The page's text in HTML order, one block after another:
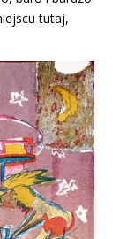
tutaj,